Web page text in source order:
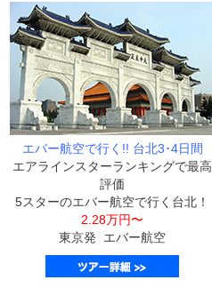
エバー航空で行く!! 台北3･4日間
エアラインスターランキングで最高
評価
5スターのエバー航空で行く台北！
2.28万円〜
東京発 エバー航空